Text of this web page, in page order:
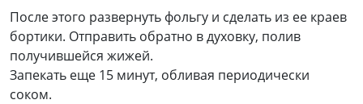
После этого развернуть фольгу и сделать из ее краев
бортики. Отправить обратно в духовку, полив
получившейся жижей.
Запекать еще 15 минут, обливая периодически
соком.